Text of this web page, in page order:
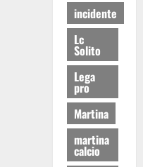
incidente
Lc
Solito
Lega
pro
Martina
martina
calcio